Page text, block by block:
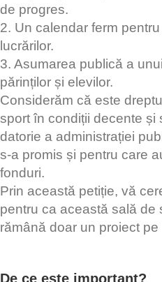
de progres.
2. Un calendar ferm
lucrărilor.
3. Asumarea publică a
părinților și elevilor.
Considerăm că este
sport în condiții decente și
datorie a administrației
s-a promis și pentru care
fonduri.
Prin această petiție, vă
pentru ca această sală de
rămână doar un proiect pe
De ce este important?